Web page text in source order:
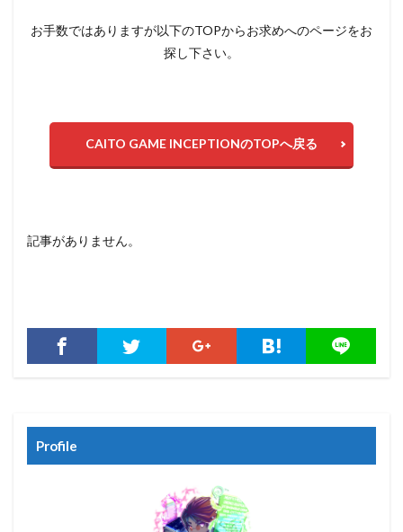
お手数ではありますが以下のTOPからお求めへのページをお
探し下さい。
CAITO GAME INCEPTIONのTOPへ戻る
記事がありません。
Profile